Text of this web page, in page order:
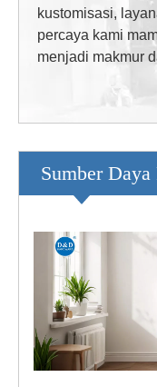
kustomisasi,
percaya kami
menjadi makmur
Sumber